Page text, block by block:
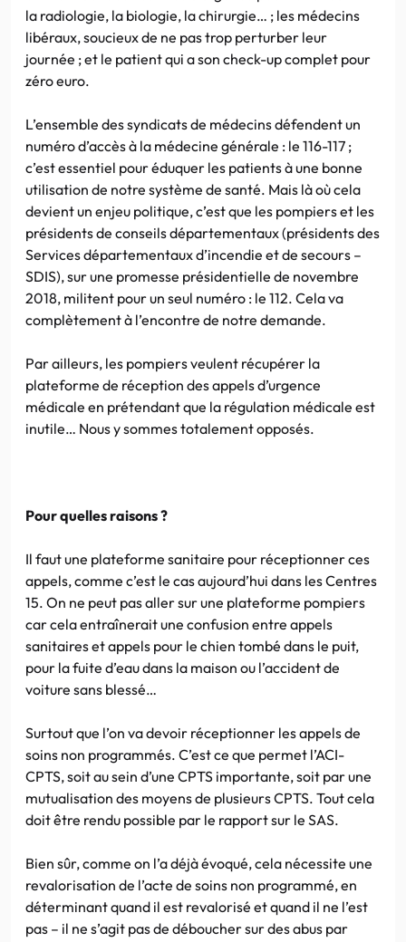
la radiologie, la biologie, la chirurgie… ; les médecins
libéraux, soucieux de ne pas trop perturber leur
journée ; et le patient qui a son check-up complet pour
zéro euro.
L’ensemble des syndicats de médecins défendent un
numéro d’accès à la médecine générale : le 116-117 ;
c’est essentiel pour éduquer les patients à une bonne
utilisation de notre système de santé. Mais là où cela
devient un enjeu politique, c’est que les pompiers et les
présidents de conseils départementaux (présidents des
Services départementaux d’incendie et de secours –
SDIS), sur une promesse présidentielle de novembre
2018, militent pour un seul numéro : le 112. Cela va
complètement à l’encontre de notre demande.
Par ailleurs, les pompiers veulent récupérer la
plateforme de réception des appels d’urgence
médicale en prétendant que la régulation médicale est
inutile… Nous y sommes totalement opposés.
Pour quelles raisons ?
Il faut une plateforme sanitaire pour réceptionner ces
appels, comme c’est le cas aujourd’hui dans les Centres
15. On ne peut pas aller sur une plateforme pompiers
car cela entraînerait une confusion entre appels
sanitaires et appels pour le chien tombé dans le puit,
pour la fuite d’eau dans la maison ou l’accident de
voiture sans blessé…
Surtout que l’on va devoir réceptionner les appels de
soins non programmés. C’est ce que permet l’ACI-
CPTS, soit au sein d’une CPTS importante, soit par une
mutualisation des moyens de plusieurs CPTS. Tout cela
doit être rendu possible par le rapport sur le SAS.
Bien sûr, comme on l’a déjà évoqué, cela nécessite une
revalorisation de l’acte de soins non programmé, en
déterminant quand il est revalorisé et quand il ne l’est
pas – il ne s’agit pas de déboucher sur des abus par